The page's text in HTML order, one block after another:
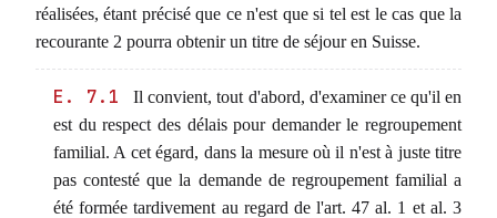
réalisées, étant précisé que ce n'est que si tel est le cas que la
recourante 2 pourra obtenir un titre de séjour en Suisse.
E. 7.1
Il convient, tout d'abord, d'examiner ce qu'il en
est du respect des délais pour demander le regroupement
familial. A cet égard, dans la mesure où il n'est à juste titre
pas contesté que la demande de regroupement familial a
été formée tardivement au regard de l'art. 47 al. 1 et al. 3